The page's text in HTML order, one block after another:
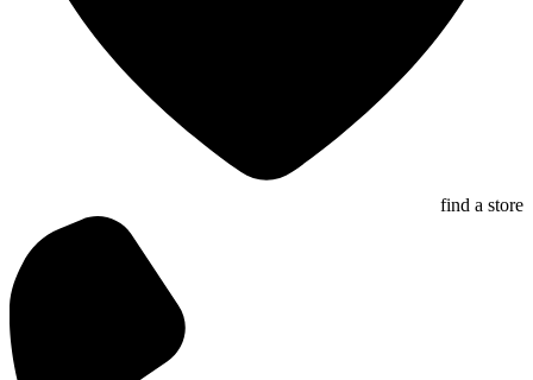
find a store